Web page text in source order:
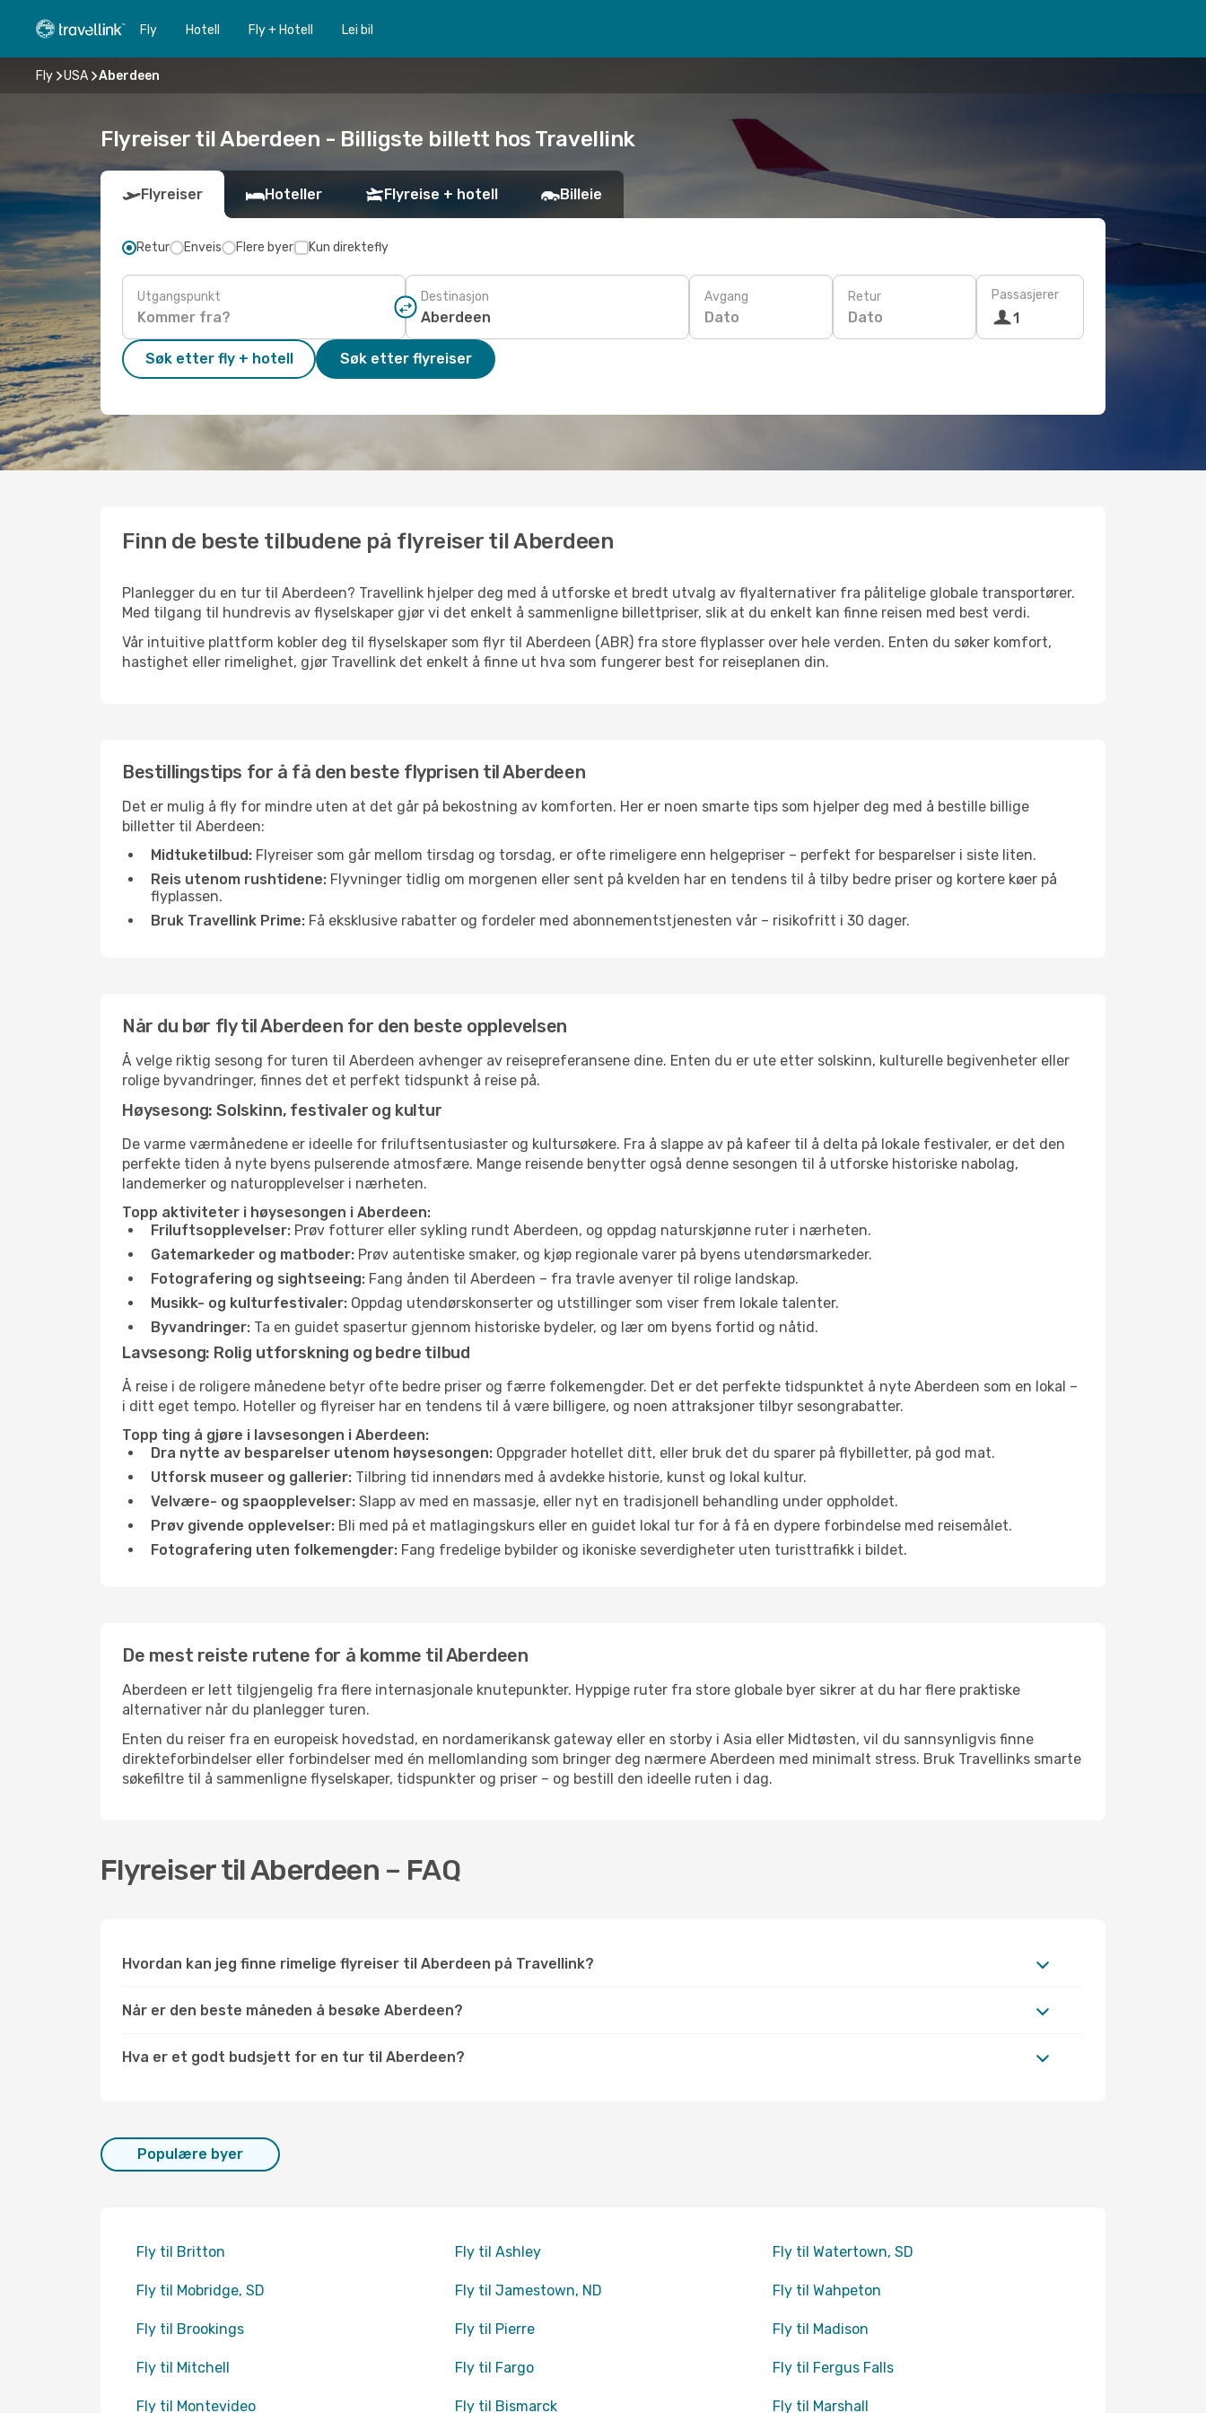
Fly Hotell Fly + Hotell Lei bil
Fly USA Aberdeen
Flyreiser til Aberdeen - Billigste billett hos Travellink
Flyreiser Hoteller Flyreise + hotell Billeie
Retur Enveis Flere byer Kun direktefly
Utgangspunkt Destinasjon Avgang
Dato
Retur
Dato
Passasjerer
1
Søk etter fly + hotell Søk etter flyreiser
Finn de beste tilbudene på flyreiser til Aberdeen
Planlegger du en tur til Aberdeen? Travellink hjelper deg med å utforske et bredt utvalg av flyalternativer fra pålitelige globale transportører.
Med tilgang til hundrevis av flyselskaper gjør vi det enkelt å sammenligne billettpriser, slik at du enkelt kan finne reisen med best verdi.
Vår intuitive plattform kobler deg til flyselskaper som flyr til Aberdeen (ABR) fra store flyplasser over hele verden. Enten du søker komfort,
hastighet eller rimelighet, gjør Travellink det enkelt å finne ut hva som fungerer best for reiseplanen din.
Bestillingstips for å få den beste flyprisen til Aberdeen
Det er mulig å fly for mindre uten at det går på bekostning av komforten. Her er noen smarte tips som hjelper deg med å bestille billige
billetter til Aberdeen:
Midtuketilbud: Flyreiser som går mellom tirsdag og torsdag, er ofte rimeligere enn helgepriser – perfekt for besparelser i siste liten.
Reis utenom rushtidene: Flyvninger tidlig om morgenen eller sent på kvelden har en tendens til å tilby bedre priser og kortere køer på
flyplassen.
Bruk Travellink Prime: Få eksklusive rabatter og fordeler med abonnementstjenesten vår – risikofritt i 30 dager.
Når du bør fly til Aberdeen for den beste opplevelsen
Å velge riktig sesong for turen til Aberdeen avhenger av reisepreferansene dine. Enten du er ute etter solskinn, kulturelle begivenheter eller
rolige byvandringer, finnes det et perfekt tidspunkt å reise på.
Høysesong: Solskinn, festivaler og kultur
De varme værmånedene er ideelle for friluftsentusiaster og kultursøkere. Fra å slappe av på kafeer til å delta på lokale festivaler, er det den
perfekte tiden å nyte byens pulserende atmosfære. Mange reisende benytter også denne sesongen til å utforske historiske nabolag,
landemerker og naturopplevelser i nærheten.
Topp aktiviteter i høysesongen i Aberdeen:
Friluftsopplevelser: Prøv fotturer eller sykling rundt Aberdeen, og oppdag naturskjønne ruter i nærheten.
Gatemarkeder og matboder: Prøv autentiske smaker, og kjøp regionale varer på byens utendørsmarkeder.
Fotografering og sightseeing: Fang ånden til Aberdeen – fra travle avenyer til rolige landskap.
Musikk- og kulturfestivaler: Oppdag utendørskonserter og utstillinger som viser frem lokale talenter.
Byvandringer: Ta en guidet spasertur gjennom historiske bydeler, og lær om byens fortid og nåtid.
Lavsesong: Rolig utforskning og bedre tilbud
Å reise i de roligere månedene betyr ofte bedre priser og færre folkemengder. Det er det perfekte tidspunktet å nyte Aberdeen som en lokal –
i ditt eget tempo. Hoteller og flyreiser har en tendens til å være billigere, og noen attraksjoner tilbyr sesongrabatter.
Topp ting å gjøre i lavsesongen i Aberdeen:
Dra nytte av besparelser utenom høysesongen: Oppgrader hotellet ditt, eller bruk det du sparer på flybilletter, på god mat.
Utforsk museer og gallerier: Tilbring tid innendørs med å avdekke historie, kunst og lokal kultur.
Velvære- og spaopplevelser: Slapp av med en massasje, eller nyt en tradisjonell behandling under oppholdet.
Prøv givende opplevelser: Bli med på et matlagingskurs eller en guidet lokal tur for å få en dypere forbindelse med reisemålet.
Fotografering uten folkemengder: Fang fredelige bybilder og ikoniske severdigheter uten turisttrafikk i bildet.
De mest reiste rutene for å komme til Aberdeen
Aberdeen er lett tilgjengelig fra flere internasjonale knutepunkter. Hyppige ruter fra store globale byer sikrer at du har flere praktiske
alternativer når du planlegger turen.
Enten du reiser fra en europeisk hovedstad, en nordamerikansk gateway eller en storby i Asia eller Midtøsten, vil du sannsynligvis finne
direkteforbindelser eller forbindelser med én mellomlanding som bringer deg nærmere Aberdeen med minimalt stress. Bruk Travellinks smarte
søkefiltre til å sammenligne flyselskaper, tidspunkter og priser – og bestill den ideelle ruten i dag.
Flyreiser til Aberdeen – FAQ
Hvordan kan jeg finne rimelige flyreiser til Aberdeen på Travellink?
Når er den beste måneden å besøke Aberdeen?
Hva er et godt budsjett for en tur til Aberdeen?
Populære byer
Fly til Britton Fly til Ashley Fly til Watertown, SD
Fly til Mobridge, SD Fly til Jamestown, ND Fly til Wahpeton
Fly til Brookings Fly til Pierre Fly til Madison
Fly til Mitchell Fly til Fargo Fly til Fergus Falls
Fly til Montevideo Fly til Bismarck Fly til Marshall